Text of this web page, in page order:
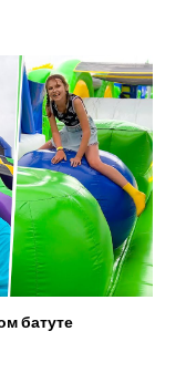
батуте